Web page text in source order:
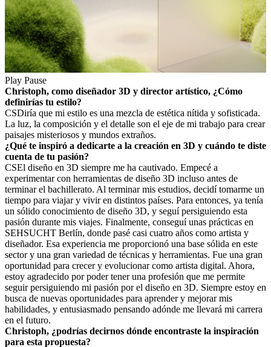
Play Pause
Christoph, como diseñador 3D y director artístico, ¿Cómo
definirías tu estilo?
CSDiría que mi estilo es una mezcla de estética nítida y sofisticada.
La luz, la composición y el detalle son el eje de mi trabajo para crear
paisajes misteriosos y mundos extraños.
¿Qué te inspiró a dedicarte a la creación en 3D y cuándo te diste
cuenta de tu pasión?
CSEl diseño en 3D siempre me ha cautivado. Empecé a
experimentar con herramientas de diseño 3D incluso antes de
terminar el bachillerato. Al terminar mis estudios, decidí tomarme un
tiempo para viajar y vivir en distintos países. Para entonces, ya tenía
un sólido conocimiento de diseño 3D, y seguí persiguiendo esta
pasión durante mis viajes. Finalmente, conseguí unas prácticas en
SEHSUCHT Berlín, donde pasé casi cuatro años como artista y
diseñador. Esa experiencia me proporcionó una base sólida en este
sector y una gran variedad de técnicas y herramientas. Fue una gran
oportunidad para crecer y evolucionar como artista digital. Ahora,
estoy agradecido por poder tener una profesión que me permite
seguir persiguiendo mi pasión por el diseño en 3D. Siempre estoy en
busca de nuevas oportunidades para aprender y mejorar mis
habilidades, y entusiasmado pensando adónde me llevará mi carrera
en el futuro.
Christoph, ¿podrías decirnos dónde encontraste la inspiración
para esta propuesta?